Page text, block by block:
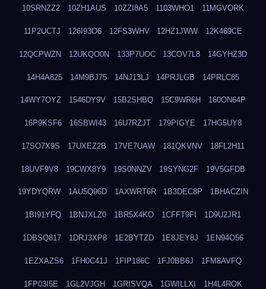
10SRNZZ2 10ZH1AUS 10ZZI8A5 1103WHO1 11MGVORK
11P2UCTJ 126I93O6 12FS3WHV 12HZ1JWW 12K469CE
12QCPWZN 12UKQO0N 133P7UOC 13COV7L8 14GYHZ3D
14H4A825 14M9BJ75 14NJ13LJ 14PRJLGB 14PRLC85
14WY7OYZ 1546DY9V 15B2SHBQ 15C9WR6H 160ON64P
16P9KSF6 16SBWI43 16U7RZJT 179PIGYE 17HG5UY8
17SO7X9S 17UXEZ2B 17VE7UAW 181QKVNV 18FL2H11
18UVF9V8 19CWX8Y9 19S0NNZV 19SYNG2F 19V5GFDB
19YDYQRW 1AU5Q96D 1AXWRT6R 1B3DEC8P 1BHACZIN
1BI91YFQ 1BNJXLZ0 1BR5X4KO 1CFFT9FI 1D9U2JR1
1DBSQ817 1DRJ3XP8 1E2BYTZD 1E8JEY8J 1EN94O56
1EZXAZS6 1FH0C41J 1FIP186C 1FJ0BB6J 1FM8AVFQ
1FP03I5E 1GL2VJGH 1GRISVQA 1GWILLXI 1H4L4ROK